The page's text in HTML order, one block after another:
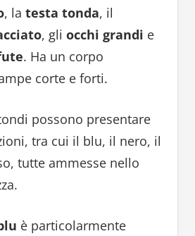
, la testa tonda, il
, gli occhi grandi e
. Ha un corpo
corte e forti.
possono presentare
tra cui il blu, il nero, il
tutte ammesse nello
è particolarmente